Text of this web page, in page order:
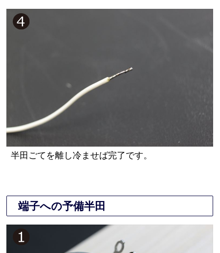
半田ごてを離し冷ませば完了です。
端子への予備半田